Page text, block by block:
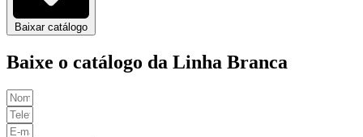
Baixar catálogo
Baixe o catálogo da Linha Branca